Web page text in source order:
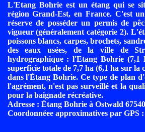
L'Etang Bohrie est un étang qui se
région Grand-Est, en France. C'est
réserve de posséder un permis de
vigueur (généralement catégorie 2).
poissons blancs, carpes, brochets,
des eaux usées, de la ville de
hydrographique : l'Etang Bohrie (7,1
superficie totale de 7,7 ha (6,1 ha sur
dans l'Étang Bohrie. Ce type de plan
l'agrément, n'est pas surveillé et la
pour la baignade récréative.
Adresse : Étang Bohrie à Ostwald
Coordonnéee approximatives par GPS